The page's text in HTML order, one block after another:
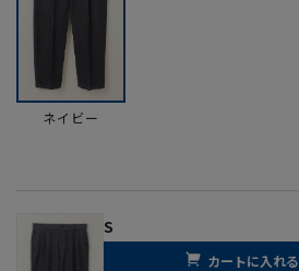
ネイビー
S
カートに入れる